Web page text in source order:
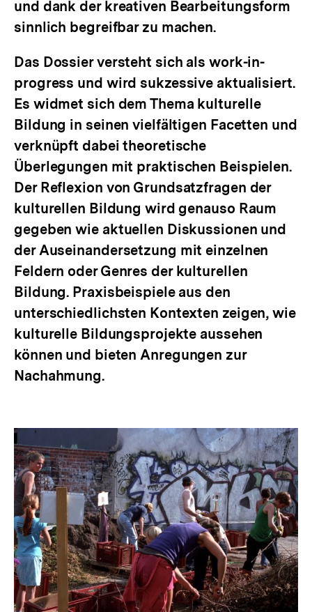
und dank der kreativen Bearbeitungsform
sinnlich begreifbar zu machen.
Das Dossier versteht sich als work-in-
progress und wird sukzessive aktualisiert.
Es widmet sich dem Thema kulturelle
Bildung in seinen vielfältigen Facetten und
verknüpft dabei theoretische
Überlegungen mit praktischen Beispielen.
Der Reflexion von Grundsatzfragen der
kulturellen Bildung wird genauso Raum
gegeben wie aktuellen Diskussionen und
der Auseinandersetzung mit einzelnen
Feldern oder Genres der kulturellen
Bildung. Praxisbeispiele aus den
unterschiedlichsten Kontexten zeigen, wie
kulturelle Bildungsprojekte aussehen
können und bieten Anregungen zur
Nachahmung.